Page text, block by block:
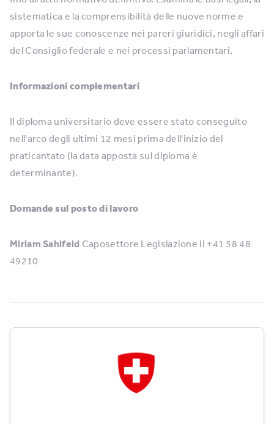
sistematica e la comprensibilità delle nuove norme e
apporta le sue conoscenze nei pareri giuridici, negli affari
del Consiglio federale e nei processi parlamentari.
Informazioni complementari
Il diploma universitario deve essere stato conseguito
nell'arco degli ultimi 12 mesi prima dell'inizio del
praticantato (la data apposta sul diploma è
determinante).
Domande sul posto di lavoro
Miriam Sahlfeld Caposettore Legislazione II +41 58 48
49210